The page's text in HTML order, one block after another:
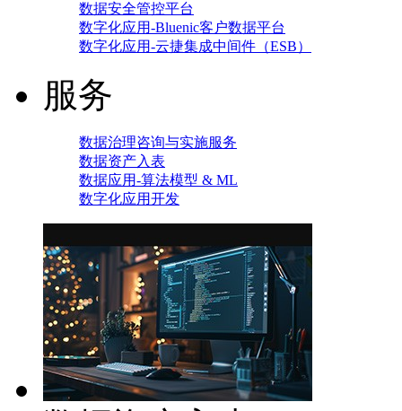
数据安全管控平台
数字化应用-Bluenic客户数据平台
数字化应用-云捷集成中间件（ESB）
服务
数据治理咨询与实施服务
数据资产入表
数据应用-算法模型 & ML
数字化应用开发